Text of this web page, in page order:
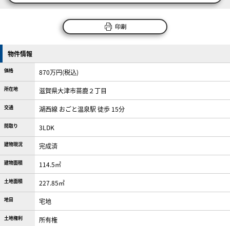
印刷
物件情報
価格 870万円(税込)
所在地 滋賀県大津市苗鹿２丁目
交通 湖西線 おごと温泉駅 徒歩 15分
間取り 3LDK
建物現況 完成済
建物面積 114.5㎡
土地面積 227.85㎡
地目 宅地
土地権利 所有権